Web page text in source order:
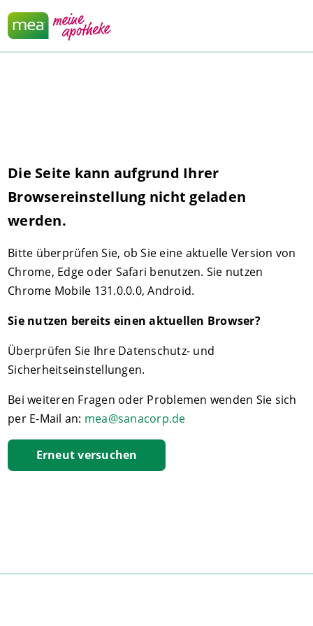
Die Seite kann aufgrund Ihrer
Browsereinstellung nicht geladen
werden.
Bitte überprüfen Sie, ob Sie eine aktuelle Version von
Chrome, Edge oder Safari benutzen. Sie nutzen
Chrome Mobile 131.0.0.0, Android.
Sie nutzen bereits einen aktuellen Browser?
Überprüfen Sie Ihre Datenschutz- und
Sicherheitseinstellungen.
Bei weiteren Fragen oder Problemen wenden Sie sich
per E-Mail an: mea@sanacorp.de
Erneut versuchen